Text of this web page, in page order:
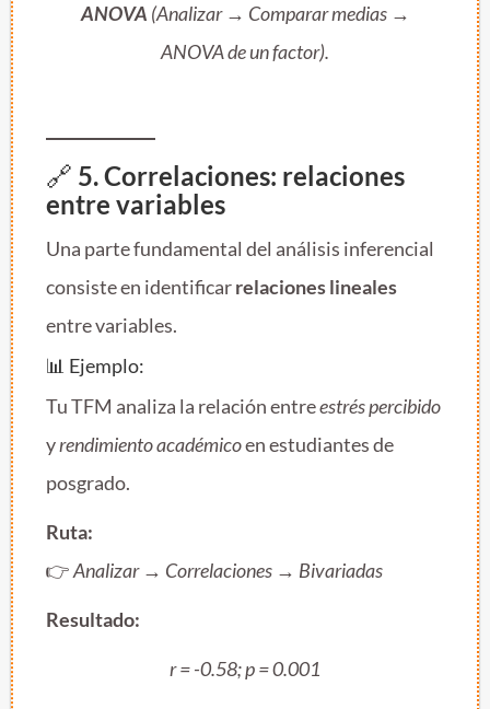
ANOVA (Analizar → Comparar medias →
ANOVA de un factor).
🔗 5. Correlaciones: relaciones
entre variables
Una parte fundamental del análisis inferencial
consiste en identificarrelaciones lineales
entre variables.
📊 Ejemplo:
Tu TFM analiza la relación entreestrés percibido
yrendimiento académicoen estudiantes de
posgrado.
Ruta:
👉Analizar → Correlaciones → Bivariadas
Resultado:
r = -0.58; p = 0.001